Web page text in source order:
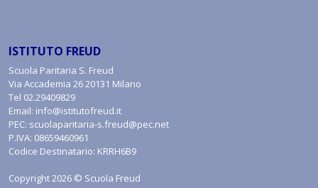
ISTITUTO FREUD
Scuola Paritaria S. Freud
Via Accademia 26 20131 Milano
Tel 02.29409829
Email: info@istitutofreud.it
PEC: scuolaparitaria-s.freud@pec.net
P.IVA: 08659460961
Codice Destinatario: KRRH6B9
Copyright 2026 © Scuola Freud